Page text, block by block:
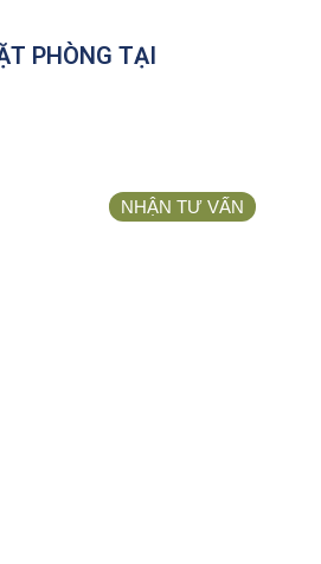
PHÒNG TẠI
NHẬN TƯ VẤN